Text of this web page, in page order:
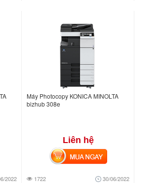
2022
Máy Photocopy KONICA MINOLTA
bizhub 308e
Liên hệ
1722 30/06/2022
MUA NGAY